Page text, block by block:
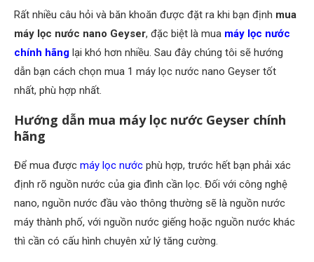
Rất nhiều câu hỏi và băn khoăn được đặt ra khi bạn định mua
máy lọc nước nano Geyser, đặc biệt là mua máy lọc nước
chính hãng lại khó hơn nhiều. Sau đây chúng tôi sẽ hướng
dẫn bạn cách chọn mua 1 máy lọc nước nano Geyser tốt
nhất, phù hợp nhất.
Hướng dẫn mua máy lọc nước Geyser chính
hãng
Để mua được máy lọc nước phù hợp, trước hết bạn phải xác
định rõ nguồn nước của gia đình cần lọc. Đối với công nghệ
nano, nguồn nước đầu vào thông thường sẽ là nguồn nước
máy thành phố, với nguồn nước giếng hoặc nguồn nước khác
thì cần có cấu hình chuyên xử lý tăng cường.